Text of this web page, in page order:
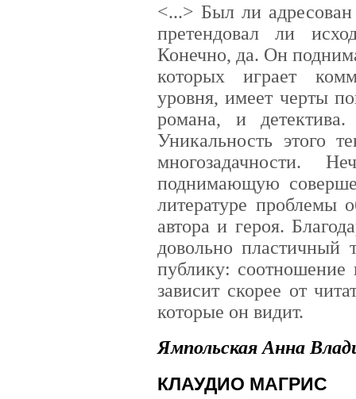
<...> Был ли
претендовал ли
Конечно, да. Он
которых играет
уровня, имеет черты
романа, и
Уникальность этого
многозадачности.
поднимающую
литературе проблемы
автора и героя.
довольно пластичный
публику: соотношение
зависит скорее от
которые он видит.
Ямпольская Анна
КЛАУДИО МАГРИС